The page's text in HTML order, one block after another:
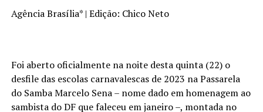
Agência Brasília* | Edição: Chico Neto
Foi aberto oficialmente na noite desta quinta (22) o
desfile das escolas carnavalescas de 2023 na Passarela
do Samba Marcelo Sena – nome dado em homenagem ao
sambista do DF que faleceu em janeiro –, montada no